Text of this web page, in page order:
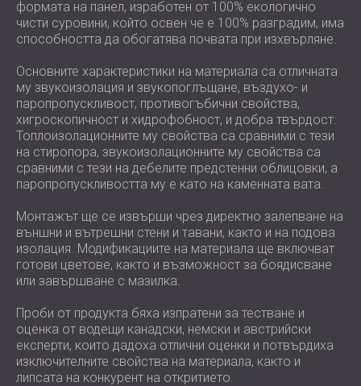
ХОТЕЛИ
ЗВУКОИЗОЛАЦИЯ И АКУСТИКА НА
ЗВУКОИЗОЛАЦИОННИ И АКУСТИЧНИ
РЕШЕНИЯ ЗА ТЪРГОВСКИ ПОМЕЩЕНИЯ
ЗВУКОИЗОЛАЦИЯ И АКУСТИКА НА
УЧЕБНИ ЗАВЕДЕНИЯ
ШУМОИЗОЛАЦИЯ И АКУСТИКА ЗА
ЗДРАВНИЯ СЕКТОР
РЕШЕНИЯ ЗА АУДИОЛОГИЧНИЯ
СЕКТОР
ЗВУКОИЗОЛАЦИОННИ И АКУСТИЧНИ
РЕШЕНИЯ ЗА ЦЕНТРОВЕ ЗА ДАННИ
POLAND (PL)
FINLAND (FI)
USA (US)
SOUTH AFRICA (ZA)
формата на панел, изработен от 100% екологично
чисти суровини, който освен че е 100% разградим, има
способността да обогатява почвата при изхвърляне.
Основните характеристики на материала са отличната
му звукоизолация и звукопоглъщане, въздухо- и
паропропускливост, противогъбични свойства,
хигроскопичност и хидрофобност, и добра твърдост.
Топлоизолационните му свойства са сравними с тези
на стиропора, звукоизолационните му свойства са
сравними с тези на дебелите предстенни облицовки, а
паропропускливостта му е като на каменната вата.
Монтажът ще се извърши чрез директно залепване на
външни и вътрешни стени и тавани, както и на подова
изолация. Модификациите на материала ще включват
готови цветове, както и възможност за боядисване
или завършване с мазилка.
Проби от продукта бяха изпратени за тестване и
оценка от водещи канадски, немски и австрийски
експерти, които дадоха отлични оценки и потвърдиха
изключителните свойства на материала, както и
липсата на конкурент на откритието.